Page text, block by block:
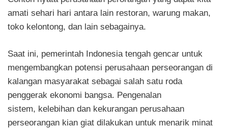
amati sehari hari antara lain restoran, warung makan,
toko kelontong, dan lain sebagainya.
Saat ini, pemerintah Indonesia tengah gencar untuk
mengembangkan potensi perusahaan perseorangan di
kalangan masyarakat sebagai salah satu roda
penggerak ekonomi bangsa. Pengenalan
sistem, kelebihan dan kekurangan perusahaan
perseorangan kian giat dilakukan untuk menarik minat